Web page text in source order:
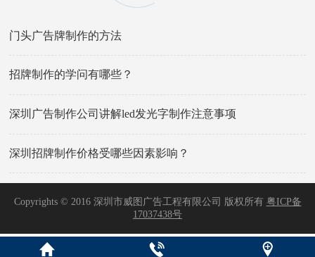
门头广告牌制作的方法
招牌制作的学问有哪些？
深圳广告制作公司讲解led发光字制作注意事项
深圳招牌制作价格受哪些因素影响？
Copyrights © 2016 深圳市威图广告工程有限公司 版权所有 粤ICP备
17037438号